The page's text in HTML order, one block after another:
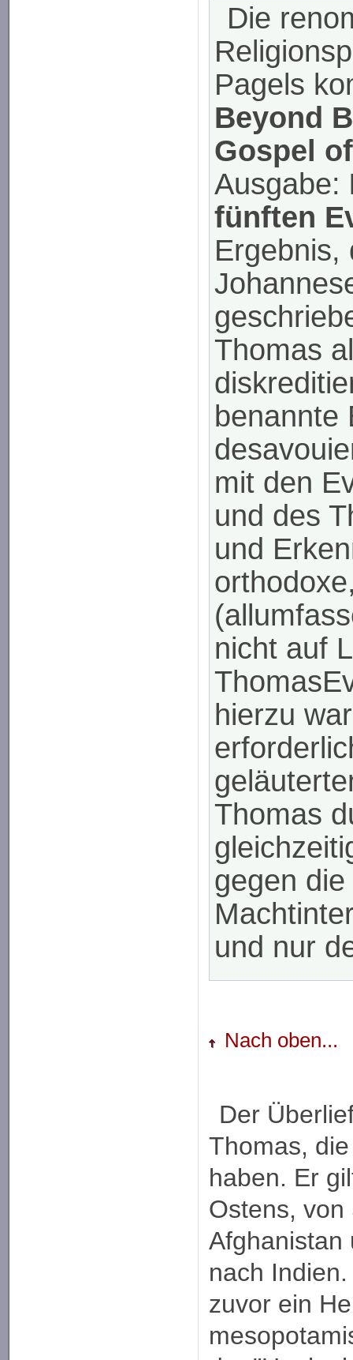
Die
Pagels
Beyond
Gospel
Ausgabe:
fünften
Ergebnis,
Thomas
benannte
mit den
und des
und
nicht auf
hierzu
Thomas
gegen
und nur
Nach oben...
Der
Thomas,
haben. Er
Ostens,
Afghanistan
nach
zuvor ein